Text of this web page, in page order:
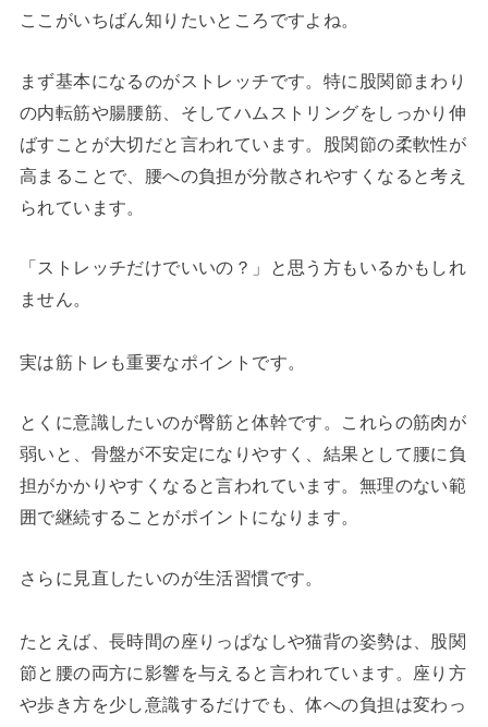
ここがいちばん知りたいところですよね。
まず基本になるのがストレッチです。特に股関節まわり
の内転筋や腸腰筋、そしてハムストリングをしっかり伸
ばすことが大切だと言われています。股関節の柔軟性が
高まることで、腰への負担が分散されやすくなると考え
られています。
「ストレッチだけでいいの？」と思う方もいるかもしれ
ません。
実は筋トレも重要なポイントです。
とくに意識したいのが臀筋と体幹です。これらの筋肉が
弱いと、骨盤が不安定になりやすく、結果として腰に負
担がかかりやすくなると言われています。無理のない範
囲で継続することがポイントになります。
さらに見直したいのが生活習慣です。
たとえば、長時間の座りっぱなしや猫背の姿勢は、股関
節と腰の両方に影響を与えると言われています。座り方
や歩き方を少し意識するだけでも、体への負担は変わっ